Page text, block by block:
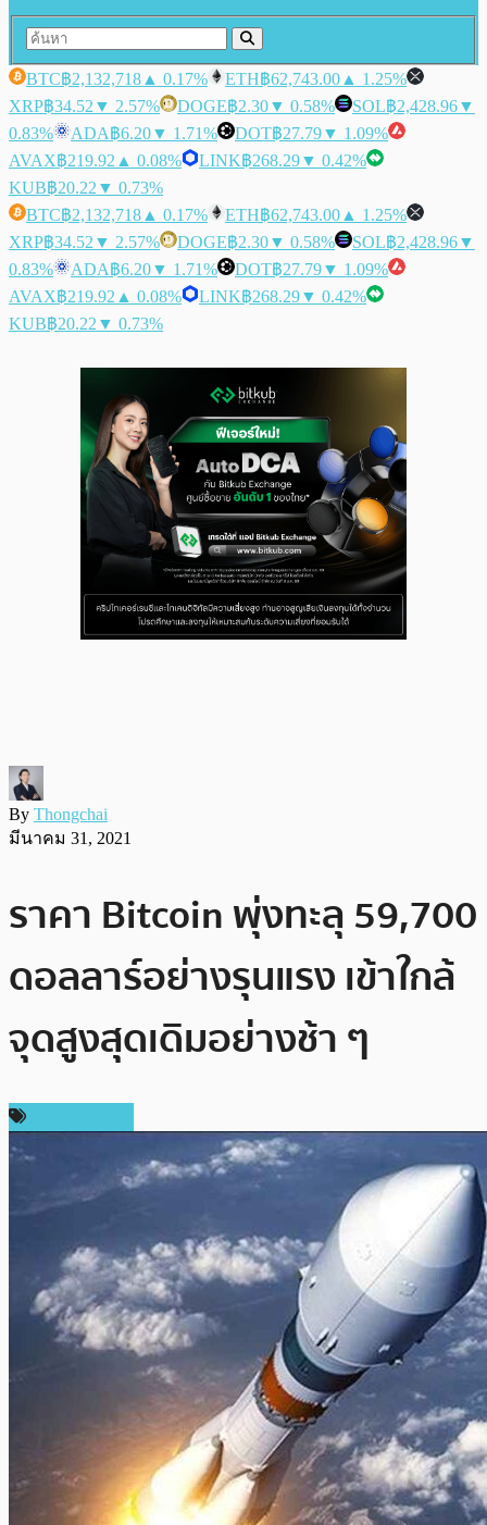
BTC฿2,132,718 ▲ 0.17% ETH฿62,743.00 ▲ 1.25%
XRP฿34.52 ▼ 2.57% DOGE฿2.30▼ 0.58% SOL฿2,428.96▼
0.83%
ADA฿6.20▼ 1.71% DOT฿27.79▼ 1.09%
AVAX฿219.92 ▲ 0.08% LINK฿268.29▼ 0.42%
KUB฿20.22 ▼ 0.73%
BTC฿2,132,718 ▲ 0.17% ETH฿62,743.00 ▲ 1.25%
XRP฿34.52 ▼ 2.57% DOGE฿2.30▼ 0.58% SOL฿2,428.96▼
0.83%
ADA฿6.20▼ 1.71% DOT฿27.79▼ 1.09%
AVAX฿219.92 ▲ 0.08% LINK฿268.29▼ 0.42%
KUB฿20.22 ▼ 0.73%
By Thongchai
มีนาคม 31, 2021
ราคา Bitcoin พุ่งทะลุ 59,700
ดอลลาร์อย่างรุนแรง เข้าใกล้
จุดสูงสุดเดิมอย่างช้า ๆ